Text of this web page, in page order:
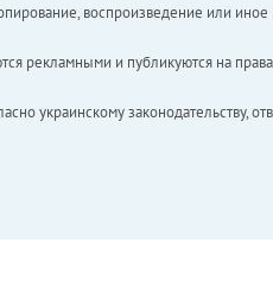
воспроизведение или
рекламными и публикуются на
украинскому законодательству,